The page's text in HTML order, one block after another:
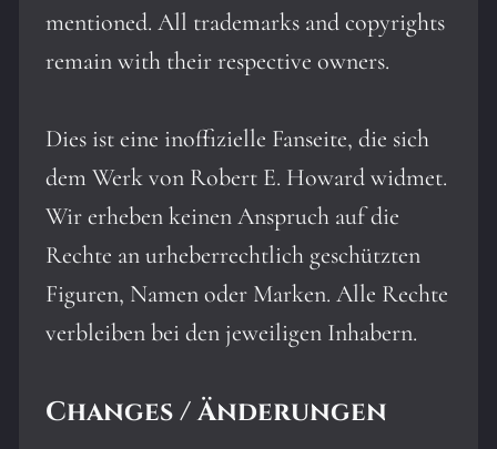
mentioned. All trademarks and copyrights
remain with their respective owners.
Dies ist eine inoffizielle Fanseite, die sich
dem Werk von Robert E. Howard widmet.
Wir erheben keinen Anspruch auf die
Rechte an urheberrechtlich geschützten
Figuren, Namen oder Marken. Alle Rechte
verbleiben bei den jeweiligen Inhabern.
Changes / Änderungen